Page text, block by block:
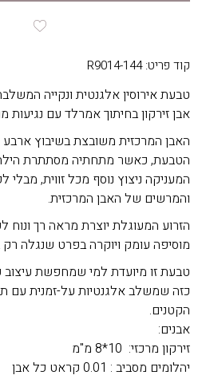
קוד פריט: R9014-144
טבעת אירוסין אלגנטית ונקייה
אבן זירקון בחיתוך אמרלד עם נגיעות
האבן המרכזית משובצת בשיבוץ ארבע
הטבעת, כאשר מתחתיה מסתתרת
המעניקה ניצוץ נוסף מכל זווית, מבלי
והמרשים של האבן המרכזית.
הזרוע המעוגלת יוצרת מראה רך ונוח
מוסיפה עומק ויוקרה בפרט שנגלה
טבעת זו מיועדת למי שמחפשת עיצוב
כזה שמשלב אלגנטיות על-זמנית עם
הקטנים.
אבנים:
זירקון מרכזי: 10*8 מ"מ
יהלומים מסביב : 0.01 קראט כל אבן